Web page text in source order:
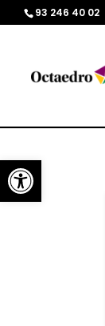
Abrir barra de
93 246 40 02